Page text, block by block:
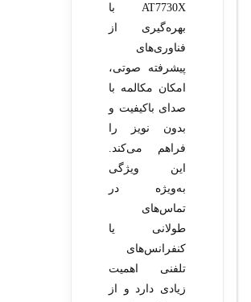
AT7730X با
بهره‌گیری از
فناوری‌های
پیشرفته صوتی،
امکان مکالمه با
صدای باکیفیت و
بدون نویز را
فراهم می‌کند.
این ویژگی
به‌ویژه در
تماس‌های
طولانی یا
کنفرانس‌های
تلفنی اهمیت
زیادی دارد و از